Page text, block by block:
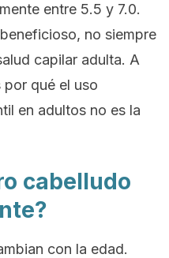
entre 5.5 y 7.0.
no siempre
capilar adulta. A
qué el uso
en adultos no es la
cabelludo
con la edad.